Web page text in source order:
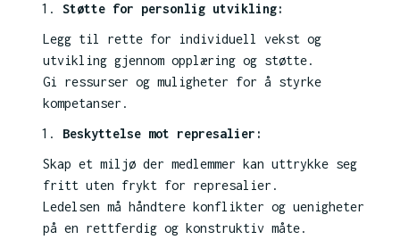
Støtte for personlig utvikling:
Legg til rette for individuell vekst og
utvikling gjennom opplæring og støtte.
Gi ressurser og muligheter for å styrke
kompetanser.
Beskyttelse mot represalier:
Skap et miljø der medlemmer kan uttrykke seg
fritt uten frykt for represalier.
Ledelsen må håndtere konflikter og uenigheter
på en rettferdig og konstruktiv måte.